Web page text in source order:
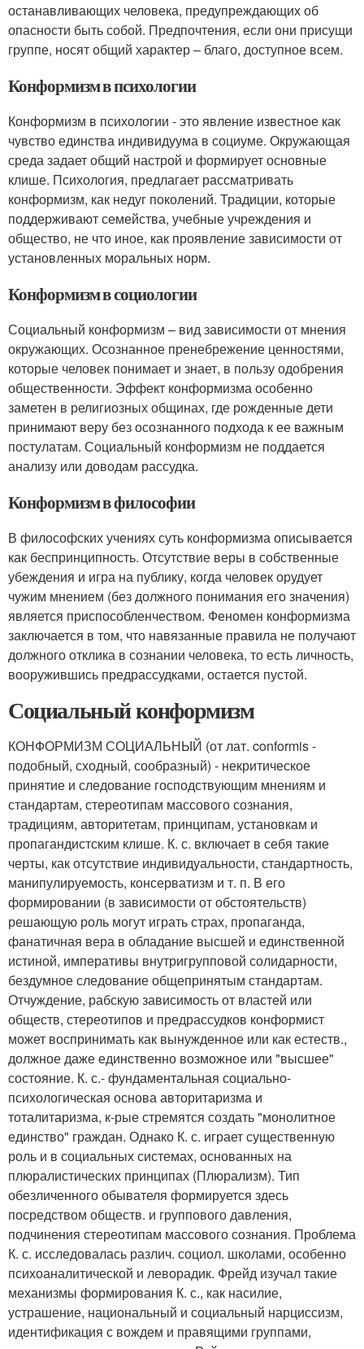
останавливающих человека, предупреждающих об
опасности быть собой. Предпочтения, если они присущи
группе, носят общий характер – благо, доступное всем.
Конформизм в психологии
Конформизм в психологии - это явление известное как
чувство единства индивидуума в социуме. Окружающая
среда задает общий настрой и формирует основные
клише. Психология, предлагает рассматривать
конформизм, как недуг поколений. Традиции, которые
поддерживают семейства, учебные учреждения и
общество, не что иное, как проявление зависимости от
установленных моральных норм.
Конформизм в социологии
Социальный конформизм – вид зависимости от мнения
окружающих. Осознанное пренебрежение ценностями,
которые человек понимает и знает, в пользу одобрения
общественности. Эффект конформизма особенно
заметен в религиозных общинах, где рожденные дети
принимают веру без осознанного подхода к ее важным
постулатам. Социальный конформизм не поддается
анализу или доводам рассудка.
Конформизм в философии
В философских учениях суть конформизма описывается
как беспринципность. Отсутствие веры в собственные
убеждения и игра на публику, когда человек орудует
чужим мнением (без должного понимания его значения)
является приспособленчеством. Феномен конформизма
заключается в том, что навязанные правила не получают
должного отклика в сознании человека, то есть личность,
вооружившись предрассудками, остается пустой.
Социальный конформизм
КОНФОРМИЗМ СОЦИАЛЬНЫЙ (от лат. conformis -
подобный, сходный, сообразный) - некритическое
принятие и следование господствующим мнениям и
стандартам, стереотипам массового сознания,
традициям, авторитетам, принципам, установкам и
пропагандистским клише. К. с. включает в себя такие
черты, как отсутствие индивидуальности, стандартность,
манипулируемость, консерватизм и т. п. В его
формировании (в зависимости от обстоятельств)
решающую роль могут играть страх, пропаганда,
фанатичная вера в обладание высшей и единственной
истиной, императивы внутригрупповой солидарности,
бездумное следование общепринятым стандартам.
Отчуждение, рабскую зависимость от властей или
обществ, стереотипов и предрассудков конформист
может воспринимать как вынужденное или как естеств.,
должное даже единственно возможное или "высшее"
состояние. К. с.- фундаментальная социально-
психологическая основа авторитаризма и
тоталитаризма, к-рые стремятся создать "монолитное
единство" граждан. Однако К. с. играет существенную
роль и в социальных системах, основанных на
плюралистических принципах (Плюрализм). Тип
обезличенного обывателя формируется здесь
посредством обществ. и группового давления,
подчинения стереотипам массового сознания. Проблема
К. с. исследовалась различ. социол. школами, особенно
психоаналитической и леворадик. Фрейд изучал такие
механизмы формирования К. с., как насилие,
устрашение, национальный и социальный нарциссизм,
идентификация с вождем и правящими группами,